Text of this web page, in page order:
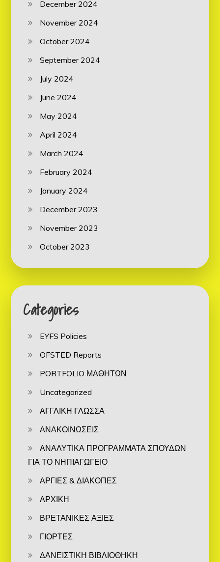
December 2024
November 2024
October 2024
September 2024
July 2024
June 2024
May 2024
April 2024
March 2024
February 2024
January 2024
December 2023
November 2023
October 2023
Categories
EYFS Policies
OFSTED Reports
PORTFOLIO ΜΑΘΗΤΩΝ
Uncategorized
ΑΓΓΛΙΚΗ ΓΛΩΣΣΑ
ΑΝΑΚΟΙΝΩΣΕΙΣ
ΑΝΑΛΥΤΙΚΑ ΠΡΟΓΡΑΜΜΑΤΑ ΣΠΟΥΔΩΝ
ΓΙΑ ΤΟ ΝΗΠΙΑΓΩΓΕΙΟ
ΑΡΓΙΕΣ & ΔΙΑΚΟΠΕΣ
ΑΡΧΙΚΗ
ΒΡΕΤΑΝΙΚΕΣ ΑΞΙΕΣ
ΓΙΟΡΤΕΣ
ΔΑΝΕΙΣΤΙΚΗ ΒΙΒΛΙΟΘΗΚΗ